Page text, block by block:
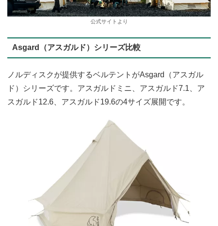
公式サイトより
Asgard（アスガルド）シリーズ比較
ノルディスクが提供するベルテントがAsgard（アスガル
ド）シリーズです。アスガルドミニ、アスガルド7.1、ア
スガルド12.6、アスガルド19.6の4サイズ展開です。